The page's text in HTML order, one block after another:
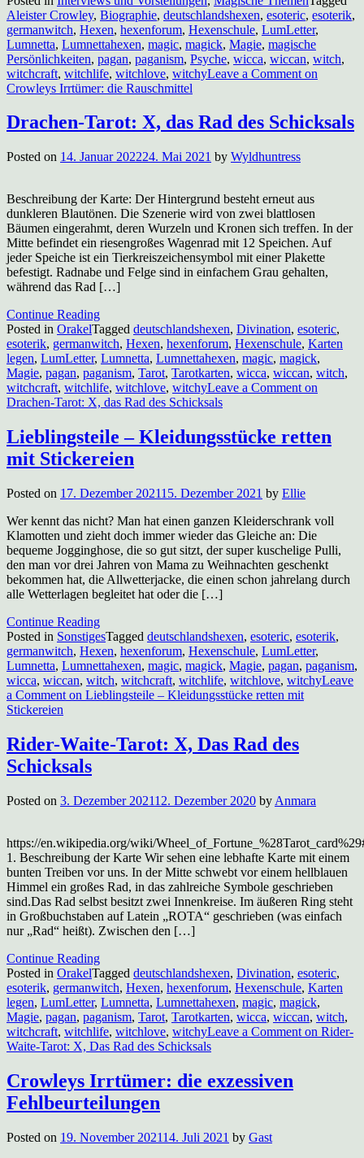
Aleister Crowley, Biographie, deutschlandshexen, esoteric, esoterik,
germanwitch, Hexen, hexenforum, Hexenschule, LumLetter,
Lumnetta, Lumnettahexen, magic, magick, Magie, magische
Persönlichkeiten, pagan, paganism, Psyche, wicca, wiccan, witch,
witchcraft, witchlife, witchlove, witchyLeave a Comment on
Crowleys Irrtümer: die Rauschmittel
Drachen-Tarot: X, das Rad des Schicksals
Posted on 14. Januar 202224. Mai 2021 by Wyldhuntress
Beschreibung der Karte: Der Hintergrund besteht erneut aus
dunkleren Blautönen. Die Szenerie wird von zwei blattlosen
Bäumen eingerahmt, deren Wurzeln und Kronen sich treffen. In der
Mitte befindet ein riesengroßes Wagenrad mit 12 Speichen. Auf
jeder Speiche ist ein Tierkreiszeichensymbol mit einer Plakette
befestigt. Radnabe und Felge sind in einfachem Grau gehalten,
während das Rad […]
Continue Reading
Posted in OrakelTagged deutschlandshexen, Divination, esoteric,
esoterik, germanwitch, Hexen, hexenforum, Hexenschule, Karten
legen, LumLetter, Lumnetta, Lumnettahexen, magic, magick,
Magie, pagan, paganism, Tarot, Tarotkarten, wicca, wiccan, witch,
witchcraft, witchlife, witchlove, witchyLeave a Comment on
Drachen-Tarot: X, das Rad des Schicksals
Lieblingsteile – Kleidungsstücke retten
mit Stickereien
Posted on 17. Dezember 202115. Dezember 2021 by Ellie
Wer kennt das nicht? Man hat einen ganzen Kleiderschrank voll
Klamotten und zieht doch immer wieder das Gleiche an: Die
bequeme Jogginghose, die so gut sitzt, der super kuschelige Pulli,
den man vor drei Jahren von Mama zu Weihnachten geschenkt
bekommen hat, die Allwetterjacke, die einen schon jahrelang durch
alle Wetterlagen begleitet hat oder die […]
Continue Reading
Posted in SonstigesTagged deutschlandshexen, esoteric, esoterik,
germanwitch, Hexen, hexenforum, Hexenschule, LumLetter,
Lumnetta, Lumnettahexen, magic, magick, Magie, pagan, paganism,
wicca, wiccan, witch, witchcraft, witchlife, witchlove, witchyLeave
a Comment on Lieblingsteile – Kleidungsstücke retten mit
Stickereien
Rider-Waite-Tarot: X, Das Rad des
Schicksals
Posted on 3. Dezember 202112. Dezember 2020 by Anmara
https://en.wikipedia.org/wiki/
1. Beschreibung der Karte Wir sehen eine lebhafte Karte mit einem
bunten Treiben vor uns. In der Mitte schwebt vor einem hellblauen
Himmel ein großes Rad, in das zahlreiche Symbole geschrieben
sind.Das Rad selbst besitzt zwei Innenkreise. Im äußeren Ring steht
in Großbuchstaben auf Latein „ROTA“ geschrieben (was einfach
nur „Rad“ heißt). Zwischen den […]
Continue Reading
Posted in OrakelTagged deutschlandshexen, Divination, esoteric,
esoterik, germanwitch, Hexen, hexenforum, Hexenschule, Karten
legen, LumLetter, Lumnetta, Lumnettahexen, magic, magick,
Magie, pagan, paganism, Tarot, Tarotkarten, wicca, wiccan, witch,
witchcraft, witchlife, witchlove, witchyLeave a Comment on Rider-
Waite-Tarot: X, Das Rad des Schicksals
Crowleys Irrtümer: die exzessiven
Fehlbeurteilungen
Posted on 19. November 202114. Juli 2021 by Gast